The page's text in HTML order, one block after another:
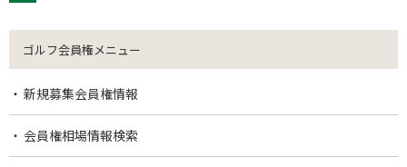
ゴルフ会員権メニュー
新規募集会員権情報
会員権相場情報検索